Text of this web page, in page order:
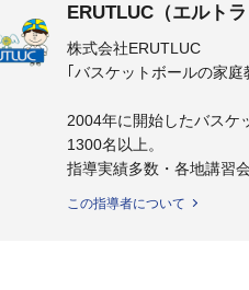
ERUTLUC（エルトラ
株式会社ERUTLUC
｢バスケットボールの家庭
2004年に開始したバスケ
1300名以上。
指導実績多数・各地講習
の教科書１～４」など多
この指導者について